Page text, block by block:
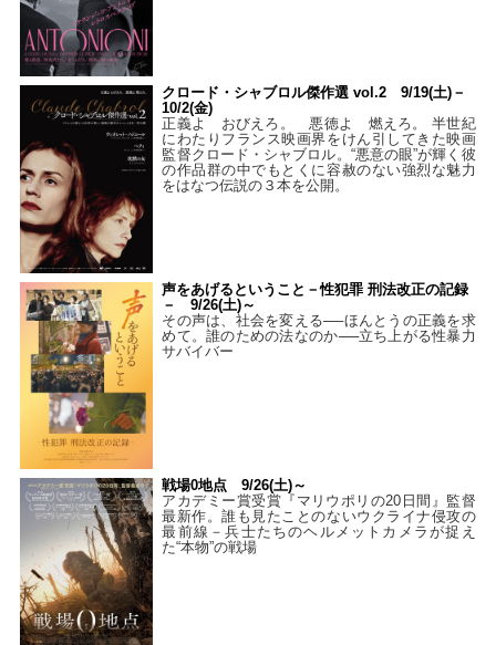
クロード・シャブロル傑作選 vol.2 9/19(土)－
10/2(金)
正義よ おびえろ。 悪徳よ 燃えろ。 半世紀
にわたりフランス映画界をけん引してきた映画
監督クロード・シャブロル。“悪意の眼”が輝く彼
の作品群の中でもとくに容赦のない強烈な魅力
をはなつ伝説の３本を公開。
声をあげるということ－性犯罪 刑法改正の記録
－ 9/26(土)～
その声は、社会を変える──ほんとうの正義を求
めて。誰のための法なのか──立ち上がる性暴力
サバイバー
戦場0地点 9/26(土)～
アカデミー賞受賞『マリウポリの20日間』監督
最新作。誰も見たことのないウクライナ侵攻の
最前線－兵士たちのヘルメットカメラが捉え
た“本物”の戦場